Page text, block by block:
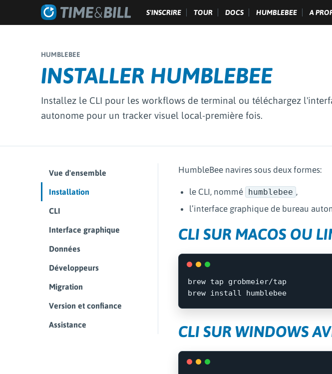
S'INSCRIRE TOUR DOCS HUMBLEBEE A
HUMBLEBEE
INSTALLER HUMBLEBEE
Installez le CLI pour les workflows de terminal ou téléchargez
autonome pour un tracker visuel local-première fois.
Vue d'ensemble
Installation
CLI
Interface graphique
Données
Développeurs
Migration
Version et confiance
Assistance
HumbleBee navires sous deux formes:
le CLI, nommé humblebee ,
l’interface graphique de bureau
CLI SUR MACOS OU
brew tap grobmeier/tap
brew install
CLI SUR WINDOWS